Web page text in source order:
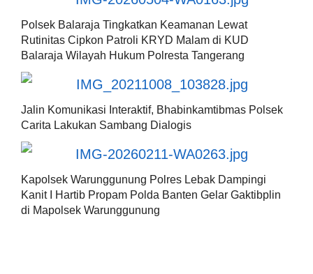
Polsek Balaraja Tingkatkan Keamanan Lewat
Rutinitas Cipkon Patroli KRYD Malam di KUD
Balaraja Wilayah Hukum Polresta Tangerang
Jalin Komunikasi Interaktif, Bhabinkamtibmas Polsek
Carita Lakukan Sambang Dialogis
Kapolsek Warunggunung Polres Lebak Dampingi
Kanit I Hartib Propam Polda Banten Gelar Gaktibplin
di Mapolsek Warunggunung